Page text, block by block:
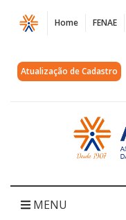
Página
Nota
de
parcial
Home FENAE
Atualização de Cadastro
Acessar
página
inicial
MENU